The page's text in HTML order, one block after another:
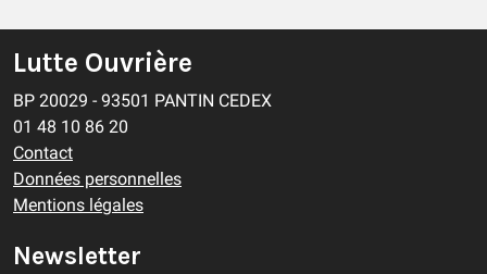
Lutte Ouvrière
BP 20029 - 93501 PANTIN CEDEX
01 48 10 86 20
Contact
Données personnelles
Mentions légales
Newsletter